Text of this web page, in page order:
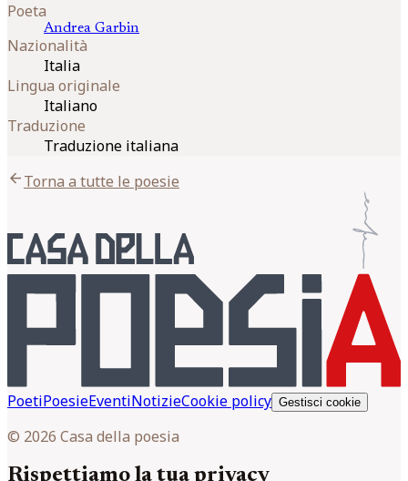
Poeta
Andrea Garbin
Nazionalità
Italia
Lingua originale
Italiano
Traduzione
Traduzione italiana
arrow_backTorna a tutte le poesie
PoetiPoesieEventiNotizieCookie policy Gestisci cookie
© 2026 Casa della poesia
Rispettiamo la tua privacy